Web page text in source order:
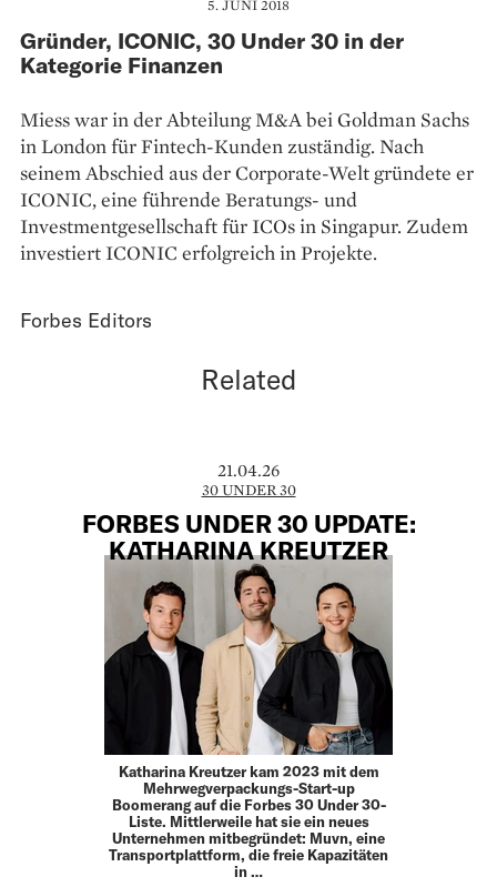
5. JUNI 2018
Gründer, ICONIC, 30 Under 30 in der
Kategorie Finanzen
Miess war in der Abteilung M&A bei Goldman Sachs
in London für Fintech-Kunden zuständig. Nach
seinem Abschied aus der Corporate-Welt gründete er
ICONIC, eine führende Be­ratungs- und
Investmentgesellschaft für ICOs in Singapur. Zudem
investiert ICONIC erfolgreich in Projekte.
Forbes Editors
Related
21.04.26
30 UNDER 30
FORBES UNDER 30 UPDATE:
KATHARINA KREUTZER
Katharina Kreutzer kam 2023 mit dem
Mehrwegverpackungs-Start-up
Boomerang auf die Forbes 30 Under 30-
Liste. Mittlerweile hat sie ein neues
Unternehmen mitbegründet: Muvn, eine
Transportplattform, die freie Kapazitäten
in …